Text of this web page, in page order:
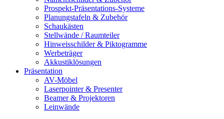
Prospekt-Präsentations-Systeme
Planungstafeln & Zubehör
Schaukästen
Stellwände / Raumteiler
Hinweisschilder & Piktogramme
Werbeträger
Akkustiklösungen
Präsentation
AV-Möbel
Laserpointer & Presenter
Beamer & Projektoren
Leinwände